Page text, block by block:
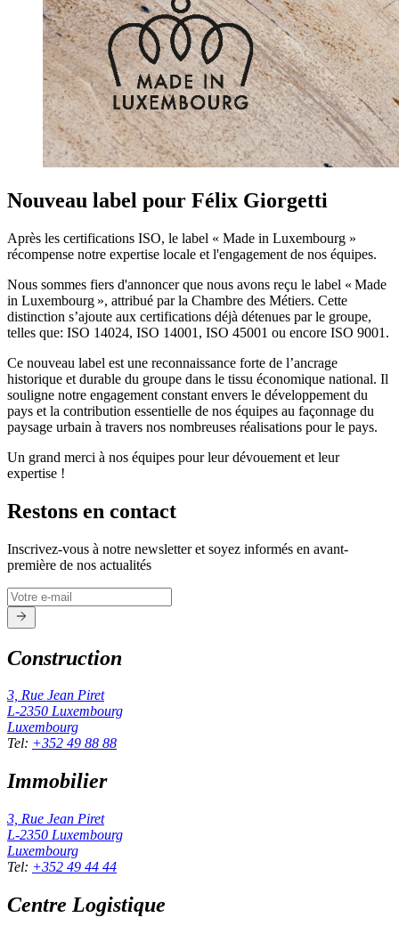
Nouveau label pour Félix Giorgetti
Après les certifications ISO, le label « Made in Luxembourg »
récompense notre expertise locale et l'engagement de nos équipes.
Nous sommes fiers d'annoncer que nous avons reçu le label « Made
in Luxembourg », attribué par la Chambre des Métiers. Cette
distinction s’ajoute aux certifications déjà détenues par le groupe,
telles que: ISO 14024, ISO 14001, ISO 45001 ou encore ISO 9001.
Ce nouveau label est une reconnaissance forte de l’ancrage
historique et durable du groupe dans le tissu économique national. Il
souligne notre engagement constant envers le développement du
pays et la contribution essentielle de nos équipes au façonnage du
paysage urbain à travers nos nombreuses réalisations pour le pays.
Un grand merci à nos équipes pour leur dévouement et leur
expertise !
Restons en contact
Inscrivez-vous à notre newsletter et soyez informés en avant-
première de nos actualités
Construction
3, Rue Jean Piret
L-2350 Luxembourg
Luxembourg
Tel: +352 49 88 88
Immobilier
3, Rue Jean Piret
L-2350 Luxembourg
Luxembourg
Tel: +352 49 44 44
Centre Logistique